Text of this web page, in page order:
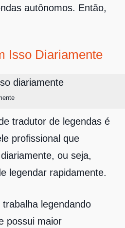
autônomos. Então,
Isso Diariamente
tradutor de legendas é
profissional que
ou seja,
legendar rapidamente.
legendando
possui maior